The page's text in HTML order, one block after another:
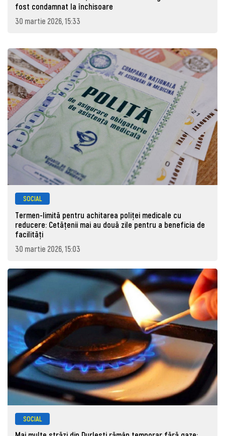
fost condamnat la închisoare
30 martie 2026, 15:33
SOCIAL
Termen-limită pentru achitarea poliței medicale cu
reducere: Cetățenii mai au două zile pentru a beneficia de
facilități
30 martie 2026, 15:03
SOCIAL